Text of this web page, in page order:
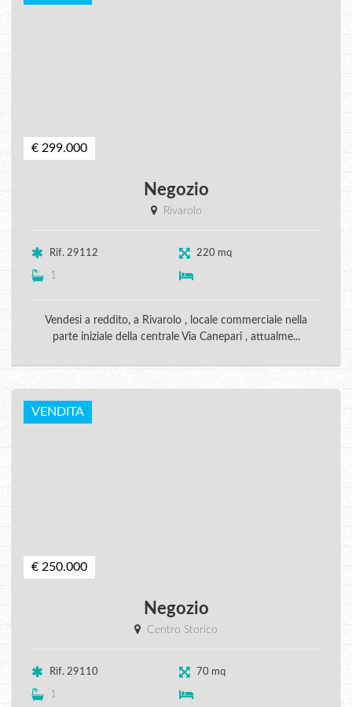
€ 299.000
Negozio
Rivarolo
Rif. 29112 220 mq
1
Vendesi a reddito, a Rivarolo , locale commerciale nella
parte iniziale della centrale Via Canepari , attualme...
VENDITA
€ 250.000
Negozio
Centro Storico
Rif. 29110 70 mq
1